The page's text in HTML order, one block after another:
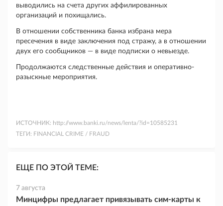
выводились на счета других аффилированных
организаций и похищались.
В отношении собственника банка избрана мера
пресечения в виде заключения под стражу, а в отношении
двух его сообщников — в виде подписки о невыезде.
Продолжаются следственные действия и оперативно-
разыскные мероприятия.
ИСТОЧНИК: http://www.banki.ru/news/lenta/?id=10585231
ТЕГИ: FINANCIAL CRIME / FRAUD
ЕЩЕ ПО ЭТОЙ ТЕМЕ:
7 августа
Минцифры предлагает привязывать сим-карты к